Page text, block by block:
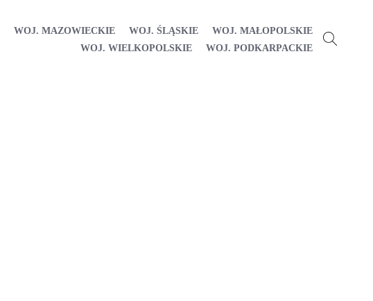
WOJ. MAZOWIECKIE WOJ. ŚLĄSKIE
WOJ. MAŁOPOLSKIE
WOJ. WIELKOPOLSKIE
WOJ. PODKARPACKIE